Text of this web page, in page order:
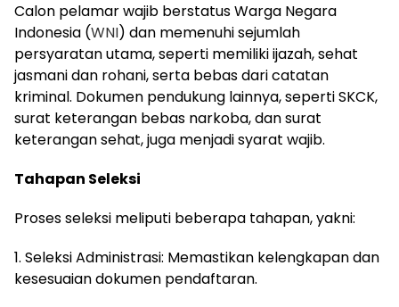
Calon pelamar wajib berstatus Warga Negara
Indonesia (WNI) dan memenuhi sejumlah
persyaratan utama, seperti memiliki ijazah, sehat
jasmani dan rohani, serta bebas dari catatan
kriminal. Dokumen pendukung lainnya, seperti SKCK,
surat keterangan bebas narkoba, dan surat
keterangan sehat, juga menjadi syarat wajib.
Tahapan Seleksi
Proses seleksi meliputi beberapa tahapan, yakni:
1. Seleksi Administrasi: Memastikan kelengkapan dan
kesesuaian dokumen pendaftaran.